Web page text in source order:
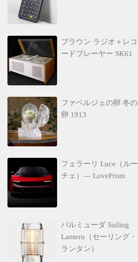
ブラウン ラジオ＋レコ
ードプレーヤー SK61
ファベルジェの卵 冬の
卵 1913
フェラーリ Luce（ルー
チェ）— LoveFrom
バルミューダ Sailing
Lantern（セーリング・
ランタン）